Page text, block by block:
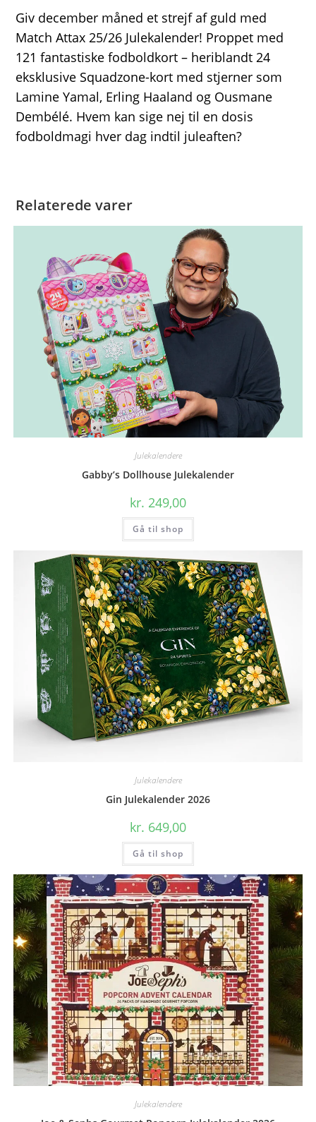
Giv december måned et strejf af guld med
Match Attax 25/26 Julekalender! Proppet med
121 fantastiske fodboldkort – heriblandt 24
eksklusive Squadzone-kort med stjerner som
Lamine Yamal, Erling Haaland og Ousmane
Dembélé. Hvem kan sige nej til en dosis
fodboldmagi hver dag indtil juleaften?
Relaterede varer
Julekalendere
Gabby’s Dollhouse Julekalender
kr. 249,00
Gå til shop
Julekalendere
Gin Julekalender 2026
kr. 649,00
Gå til shop
Julekalendere